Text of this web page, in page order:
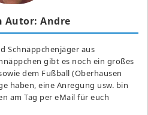
Autor: Andre
Schnäppchenjäger aus
gibt es noch ein großes
dem Fußball (Oberhausen
haben, eine Anregung usw. bin
am Tag per eMail für euch